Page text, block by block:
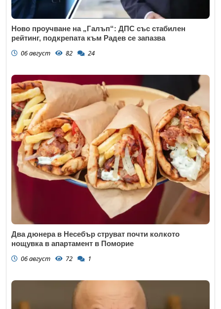
Ново проучване на „Галъп“: ДПС със стабилен
рейтинг, подкрепата към Радев се запазва
06 август 82 24
Два дюнера в Несебър струват почти колкото
нощувка в апартамент в Поморие
06 август 72 1